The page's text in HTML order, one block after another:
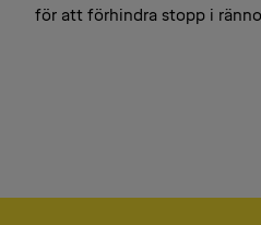
för att förhindra stopp i